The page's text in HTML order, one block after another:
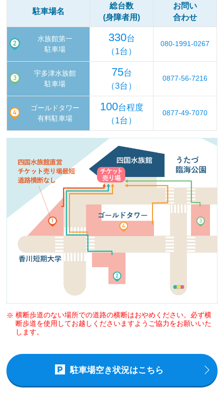
駐車場名
総台数
(身障者用)
お問い
合わせ
水族館第一
駐車場
330台
（1台）
080-1991-0267
宇多津水族館
駐車場
75台
（3台）
0877-56-7216
ゴールドタワー
有料駐車場
100台程度
（1台）
0877-49-7070
横断歩道のない場所での道路の横断はおやめください。必ず横
断歩道を使用してお越しくださいますようご協力をお願いいた
します。
駐車場空き状況はこちら